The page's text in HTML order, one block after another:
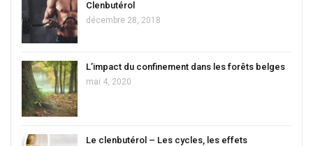
Clenbutérol
décembre 28, 2018
L’impact du confinement dans les forêts belges
mai 4, 2020
Le clenbutérol – Les cycles, les effets